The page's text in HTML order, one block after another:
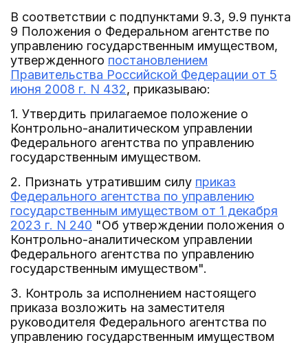
В соответствии с подпунктами 9.3, 9.9 пункта
9 Положения о Федеральном агентстве по
управлению государственным имуществом,
утвержденного постановлением
Правительства Российской Федерации от 5
июня 2008 г. N 432, приказываю:
1. Утвердить прилагаемое положение о
Контрольно-аналитическом управлении
Федерального агентства по управлению
государственным имуществом.
2. Признать утратившим силу приказ
Федерального агентства по управлению
государственным имуществом от 1 декабря
2023 г. N 240 "Об утверждении положения о
Контрольно-аналитическом управлении
Федерального агентства по управлению
государственным имуществом".
3. Контроль за исполнением настоящего
приказа возложить на заместителя
руководителя Федерального агентства по
управлению государственным имуществом